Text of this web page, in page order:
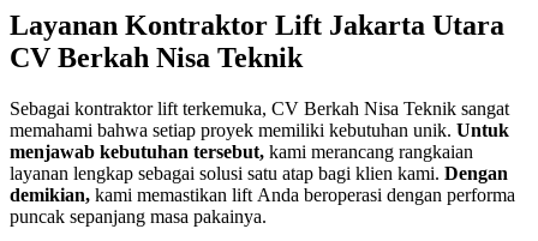
Layanan Kontraktor Lift Jakarta Utara
CV Berkah Nisa Teknik
Sebagai kontraktor lift terkemuka, CV Berkah Nisa Teknik sangat
memahami bahwa setiap proyek memiliki kebutuhan unik. Untuk
menjawab kebutuhan tersebut, kami merancang rangkaian
layanan lengkap sebagai solusi satu atap bagi klien kami. Dengan
demikian, kami memastikan lift Anda beroperasi dengan performa
puncak sepanjang masa pakainya.